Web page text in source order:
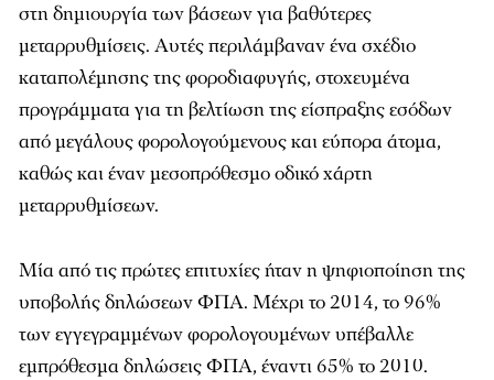
στη δημιουργία των βάσεων για βαθύτερες
μεταρρυθμίσεις. Αυτές περιλάμβαναν ένα σχέδιο
καταπολέμησης της φοροδιαφυγής, στοχευμένα
προγράμματα για τη βελτίωση της είσπραξης εσόδων
από μεγάλους φορολογούμενους και εύπορα άτομα,
καθώς και έναν μεσοπρόθεσμο οδικό χάρτη
μεταρρυθμίσεων.
Μία από τις πρώτες επιτυχίες ήταν η ψηφιοποίηση της
υποβολής δηλώσεων ΦΠΑ. Μέχρι το 2014, το 96%
των εγγεγραμμένων φορολογουμένων υπέβαλλε
εμπρόθεσμα δηλώσεις ΦΠΑ, έναντι 65% το 2010.